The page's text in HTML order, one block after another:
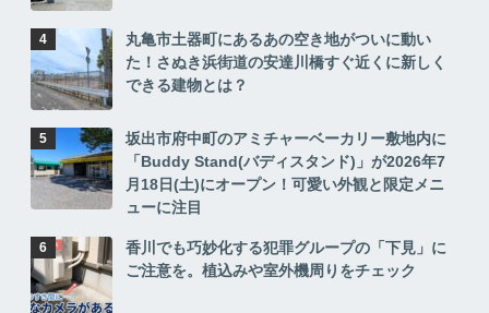
丸亀市土器町にあるあの空き地がついに動い
た！さぬき浜街道の安達川橋すぐ近くに新しく
できる建物とは？
坂出市府中町のアミチャーベーカリー敷地内に
「Buddy Stand(バディスタンド)」が2026年7
月18日(土)にオープン！可愛い外観と限定メニ
ューに注目
香川でも巧妙化する犯罪グループの「下見」に
ご注意を。植込みや室外機周りをチェック